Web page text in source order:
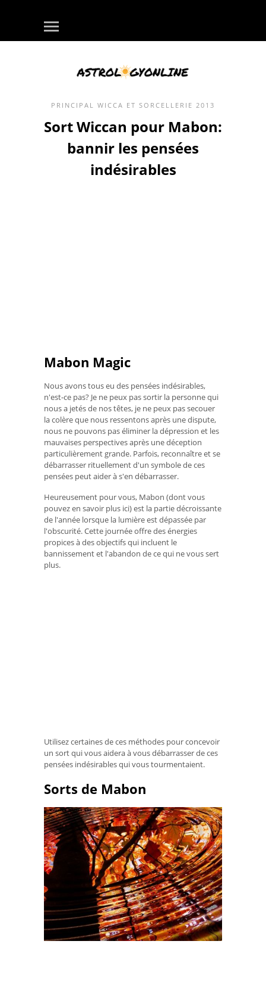
PRINCIPAL WICCA ET SORCELLERIE 2013
Sort Wiccan pour Mabon:
bannir les pensées
indésirables
Mabon Magic
Nous avons tous eu des pensées indésirables,
n'est-ce pas? Je ne peux pas sortir la personne qui
nous a jetés de nos têtes, je ne peux pas secouer
la colère que nous ressentons après une dispute,
nous ne pouvons pas éliminer la dépression et les
mauvaises perspectives après une déception
particulièrement grande. Parfois, reconnaître et se
débarrasser rituellement d'un symbole de ces
pensées peut aider à s'en débarrasser.
Heureusement pour vous, Mabon (dont vous
pouvez en savoir plus ici) est la partie décroissante
de l'année lorsque la lumière est dépassée par
l'obscurité. Cette journée offre des énergies
propices à des objectifs qui incluent le
bannissement et l'abandon de ce qui ne vous sert
plus.
Utilisez certaines de ces méthodes pour concevoir
un sort qui vous aidera à vous débarrasser de ces
pensées indésirables qui vous tourmentaient.
Sorts de Mabon